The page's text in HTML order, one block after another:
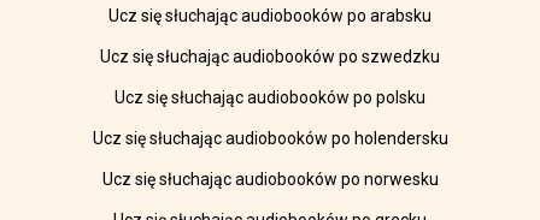
Ucz się słuchając audiobooków po arabsku
Ucz się słuchając audiobooków po szwedzku
Ucz się słuchając audiobooków po polsku
Ucz się słuchając audiobooków po holendersku
Ucz się słuchając audiobooków po norwesku